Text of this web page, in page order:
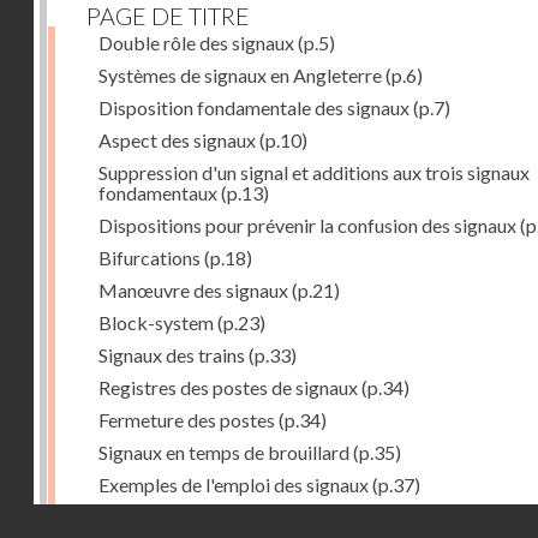
PAGE DE TITRE
Double rôle des signaux(p.5)
Systèmes de signaux en Angleterre(p.6)
Disposition fondamentale des signaux(p.7)
Aspect des signaux(p.10)
Suppression d'un signal et additions aux trois signaux
fondamentaux(p.13)
Dispositions pour prévenir la confusion des signaux
Bifurcations (p.18)
Manœuvre des signaux(p.21)
Block-system(p.23)
Signaux des trains (p.33)
Registres des postes de signaux(p.34)
Fermeture des postes (p.34)
Signaux en temps de brouillard(p.35)
Exemples de l'emploi des signaux(p.37)